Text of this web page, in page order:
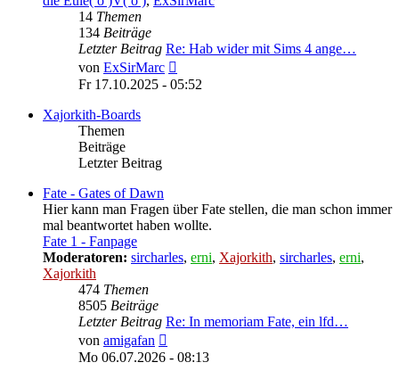
14 Themen
134 Beiträge
Letzter Beitrag Re: Hab wider mit Sims 4 ange…
von ExSirMarc
Beitrag
Fr 17.10.2025 - 05:52
Xajorkith-Boards
Themen
Beiträge
Letzter Beitrag
Fate - Gates of Dawn
Hier kann man Fragen über Fate stellen, die man schon immer
mal beantwortet haben wollte.
Fate 1 - Fanpage
Moderatoren: sircharles, erni, Xajorkith, sircharles, erni,
Xajorkith
474 Themen
8505 Beiträge
Letzter Beitrag Re: In memoriam Fate, ein lfd…
von amigafan
Beitrag
Mo 06.07.2026 - 08:13